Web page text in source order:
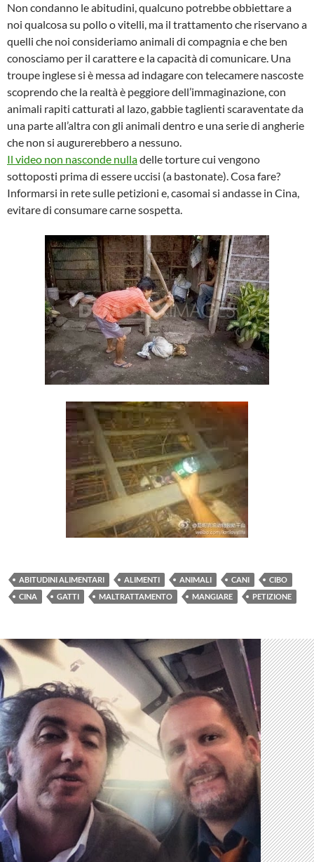
Non condanno le abitudini, qualcuno potrebbe obbiettare a
noi qualcosa su pollo o vitelli, ma il trattamento che riservano a
quelli che noi consideriamo animali di compagnia e che ben
conosciamo per il carattere e la capacità di comunicare. Una
troupe inglese si è messa ad indagare con telecamere nascoste
scoprendo che la realtà è peggiore dell’immaginazione, con
animali rapiti catturati al lazo, gabbie taglienti scaraventate da
una parte all’altra con gli animali dentro e una serie di angherie
che non si augurerebbero a nessuno.
Il video non nasconde nulladelle torture cui vengono
sottoposti prima di essere uccisi (a bastonate). Cosa fare?
Informarsi in rete sulle petizioni e, casomai si andasse in Cina,
evitare di consumare carne sospetta.
ABITUDINI ALIMENTARI ALIMENTI ANIMALI CANI
CIBO
CINA
GATTI MALTRATTAMENTO MANGIARE PETIZIONE